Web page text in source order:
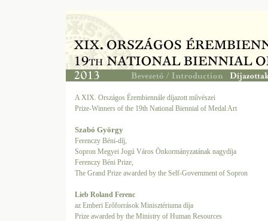
A XIX. Országos Érembiennále díjazott művészei
Prize-Winners of the 19th National Biennial of Medal Art
Szabó György
Ferenczy Béni-díj,
Sopron Megyei Jogú Város Önkormányzatának nagydíja
Ferenczy Béni Prize,
The Grand Prize awarded by the Self-Government of Sopron
Lieb Roland Ferenc
az Emberi Erőforrások Minisztériuma díja
Prize awarded by the Ministry of Human Resources